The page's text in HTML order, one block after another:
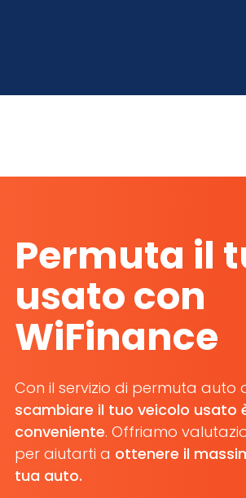
Permuta il
usato con
WiFinance
Con il servizio di permuta auto
scambiare il tuo veicolo usato
conveniente. Offriamo
per aiutarti a ottenere il
tua auto.